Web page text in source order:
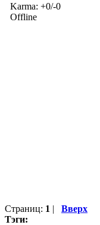
Karma: +0/-0
Offline
Страниц: 1 | Вверх
Тэги: